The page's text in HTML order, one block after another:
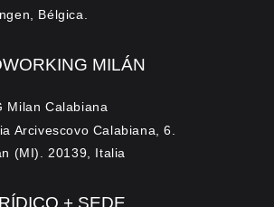
Bélgica.
MILÁN
Milan Calabiana
Arcivescovo Calabiana, 6.
(MI). 20139, Italia
+ SEDE